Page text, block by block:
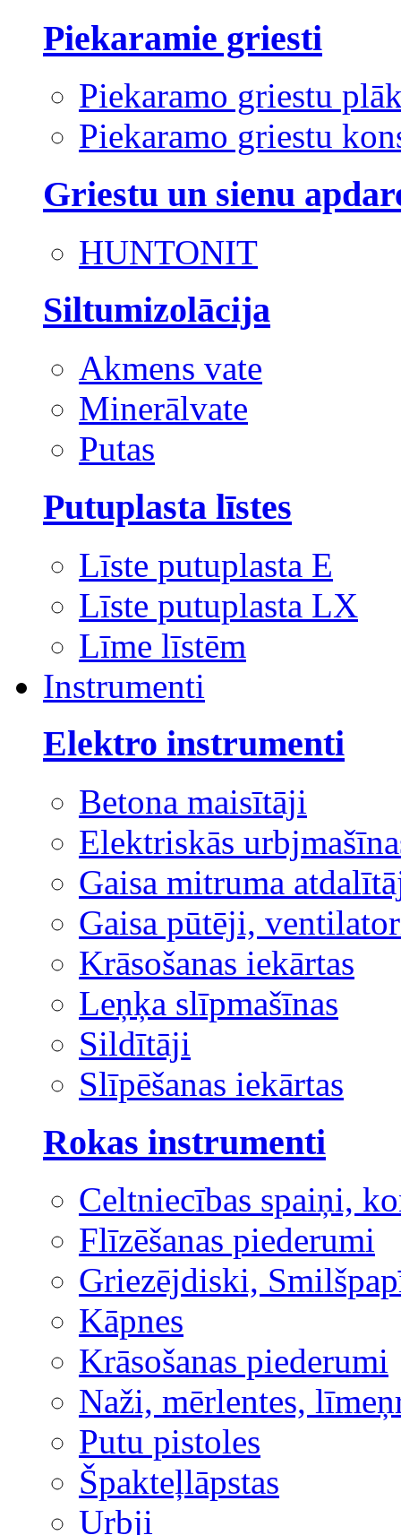
Piekaramie griesti
Piekaramo griestu
Piekaramo griestu
Griestu un sienu
HUNTONIT
Siltumizolācija
Akmens vate
Minerālvate
Putas
Putuplasta līstes
Līste putuplasta E
Līste putuplasta LX
Līme līstēm
Instrumenti
Elektro instrumenti
Betona maisītāji
Elektriskās
Gaisa mitruma
Gaisa pūtēji,
Krāsošanas iekārtas
Leņķa slīpmašīnas
Sildītāji
Slīpēšanas iekārtas
Rokas instrumenti
Celtniecības spaiņi,
Flīzēšanas piederumi
Griezējdiski,
Kāpnes
Krāsošanas piederumi
Naži, mērlentes,
Putu pistoles
Špakteļlāpstas
Urbji